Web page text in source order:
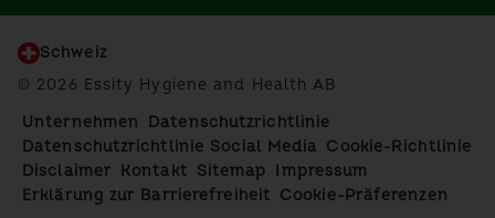
Schweiz
© 2026 Essity Hygiene and Health AB
Unternehmen
Datenschutzrichtlinie
Datenschutzrichtlinie Social Media Cookie-Richtlinie
Disclaimer
Kontakt Sitemap
Impressum
Erklärung zur Barrierefreiheit Cookie-Präferenzen